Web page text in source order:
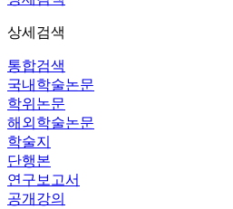
상세검색
통합검색
국내학술논문
학위논문
해외학술논문
학술지
단행본
연구보고서
공개강의